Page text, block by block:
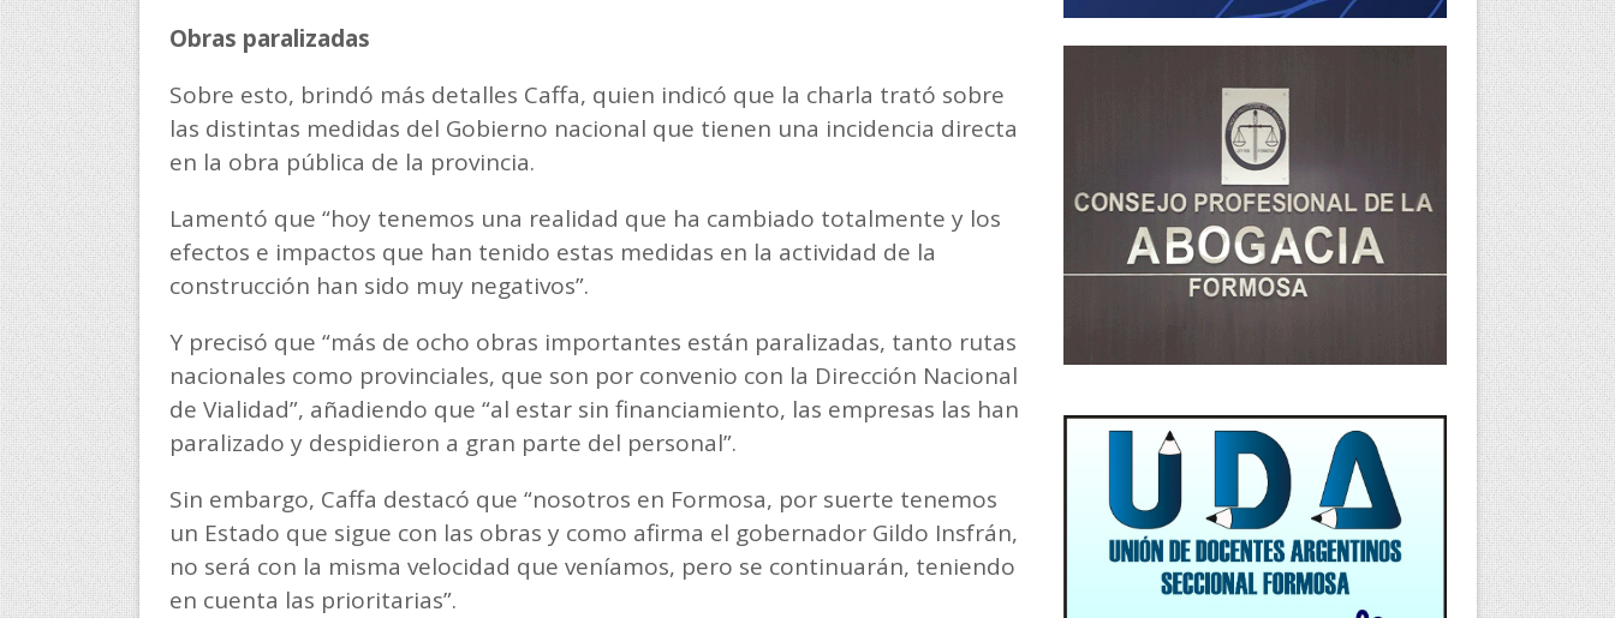
Obras paralizadas
Sobre esto, brindó más detalles Caffa, quien indicó que la charla trató sobre
las distintas medidas del Gobierno nacional que tienen una incidencia directa
en la obra pública de la provincia.
Lamentó que “hoy tenemos una realidad que ha cambiado totalmente y los
efectos e impactos que han tenido estas medidas en la actividad de la
construcción han sido muy negativos”.
Y precisó que “más de ocho obras importantes están paralizadas, tanto rutas
nacionales como provinciales, que son por convenio con la Dirección Nacional
de Vialidad”, añadiendo que “al estar sin financiamiento, las empresas las han
paralizado y despidieron a gran parte del personal”.
Sin embargo, Caffa destacó que “nosotros en Formosa, por suerte tenemos
un Estado que sigue con las obras y como afirma el gobernador Gildo Insfrán,
no será con la misma velocidad que veníamos, pero se continuarán, teniendo
en cuenta las prioritarias”.